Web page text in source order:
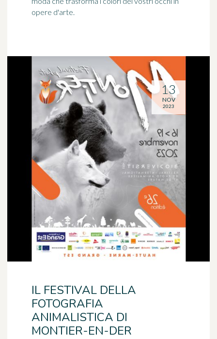
opere d'arte.
IL FESTIVAL DELLA
FOTOGRAFIA
ANIMALISTICA DI
MONTIER-EN-DER
13
NOV
2023